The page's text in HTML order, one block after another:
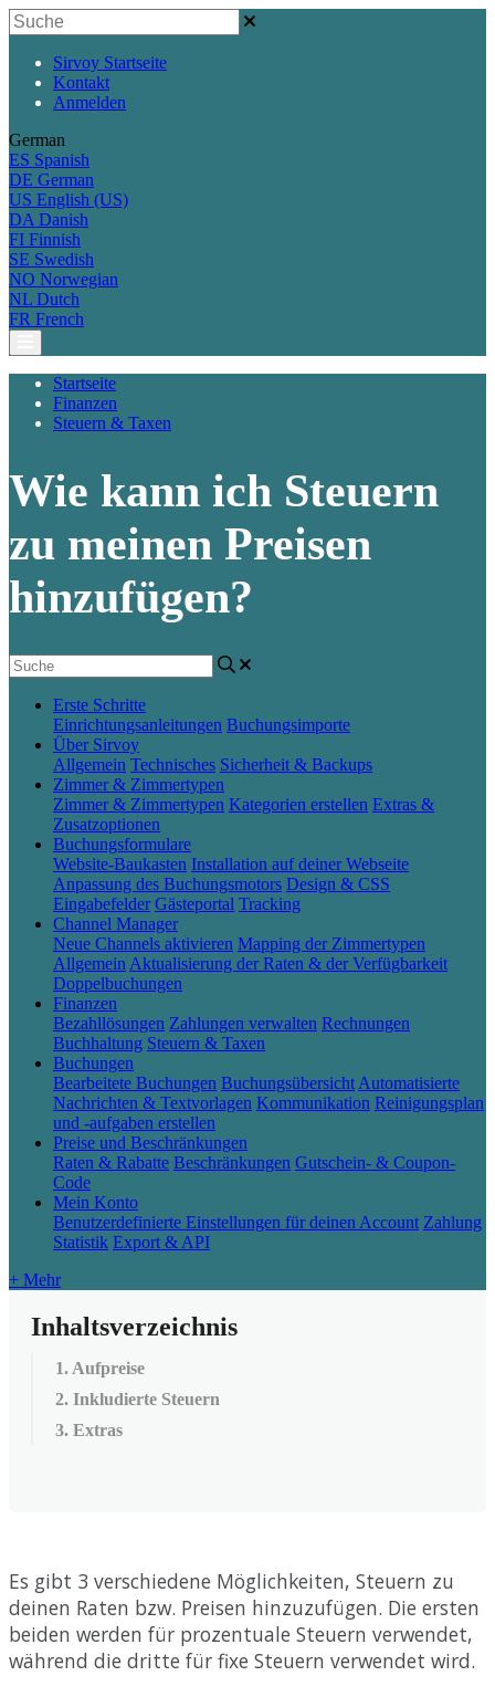
Sirvoy Startseite
Kontakt
Anmelden
German
ES Spanish
DE German
US English (US)
DA Danish
FI Finnish
SE Swedish
NO Norwegian
NL Dutch
FR French
Startseite
Finanzen
Steuern & Taxen
Wie kann ich Steuern
zu meinen Preisen
hinzufügen?
Erste Schritte
Einrichtungsanleitungen Buchungsimporte
Über Sirvoy
Allgemein Technisches Sicherheit & Backups
Zimmer & Zimmertypen
Zimmer & Zimmertypen Kategorien erstellen Extras &
Zusatzoptionen
Buchungsformulare
Website-Baukasten Installation auf deiner Webseite
Anpassung des Buchungsmotors Design & CSS
Eingabefelder Gästeportal Tracking
Channel Manager
Neue Channels aktivieren Mapping der Zimmertypen
Allgemein Aktualisierung der Raten & der Verfügbarkeit
Doppelbuchungen
Finanzen
Bezahllösungen Zahlungen verwalten Rechnungen
Buchhaltung Steuern & Taxen
Buchungen
Bearbeitete Buchungen Buchungsübersicht Automatisierte
Nachrichten & Textvorlagen Kommunikation Reinigungsplan
und -aufgaben erstellen
Preise und Beschränkungen
Raten & Rabatte Beschränkungen Gutschein- & Coupon-
Code
Mein Konto
Benutzerdefinierte Einstellungen für deinen Account Zahlung
Statistik Export & API
+ Mehr
Inhaltsverzeichnis
1. Aufpreise
2. Inkludierte Steuern
3. Extras
Es gibt 3 verschiedene Möglichkeiten, Steuern zu
deinen Raten bzw. Preisen hinzuzufügen. Die ersten
beiden werden für prozentuale Steuern verwendet,
während die dritte für fixe Steuern verwendet wird.